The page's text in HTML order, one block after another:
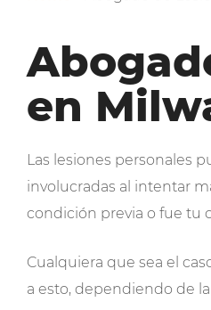
en
Las lesiones personales
involucradas al intentar
condición previa o fue tu
Cualquiera que sea el
a esto, dependiendo de